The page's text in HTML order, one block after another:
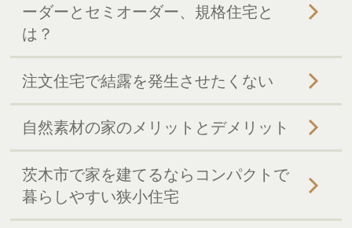
ーダーとセミオーダー、規格住宅と
は？
注文住宅で結露を発生させたくない
自然素材の家のメリットとデメリット
茨木市で家を建てるならコンパクトで
暮らしやすい狭小住宅